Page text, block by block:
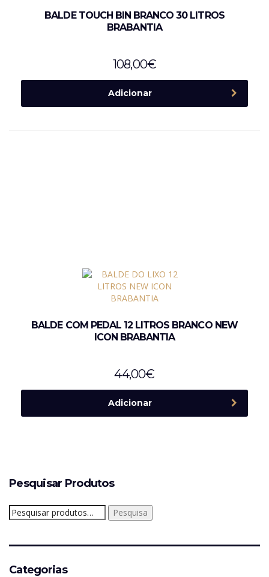
BALDE TOUCH BIN BRANCO 30 LITROS
BRABANTIA
108,00€
Adicionar
BALDE COM PEDAL 12 LITROS BRANCO NEW
ICON BRABANTIA
44,00€
Adicionar
Pesquisar Produtos
Pesquisar
por:
Pesquisa
Categorias